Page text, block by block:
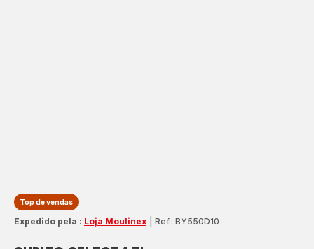
Top de vendas
Expedido pela : Loja Moulinex Ref.: BY550D10